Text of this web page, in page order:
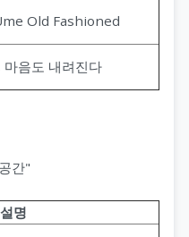
Old Fashioned
음도 내려진다
간"
설명